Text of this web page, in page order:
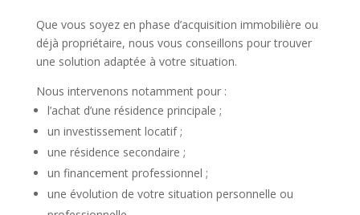
Que vous soyez en phase d’acquisition immobilière ou
déjà propriétaire, nous vous conseillons pour trouver
une solution adaptée à votre situation.
Nous intervenons notamment pour :
l’achat d’une résidence principale ;
un investissement locatif ;
une résidence secondaire ;
un financement professionnel ;
une évolution de votre situation personnelle ou